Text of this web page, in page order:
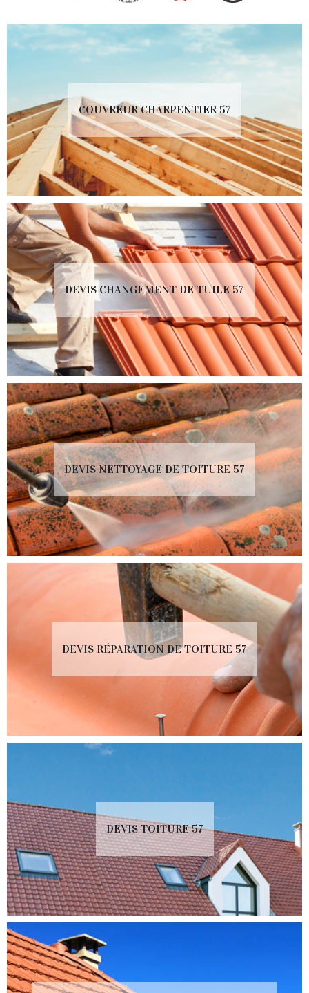
COUVREUR CHARPENTIER 57
DEVIS CHANGEMENT DE TUILE 57
DEVIS NETTOYAGE DE TOITURE 57
DEVIS RÉPARATION DE TOITURE 57
DEVIS TOITURE 57